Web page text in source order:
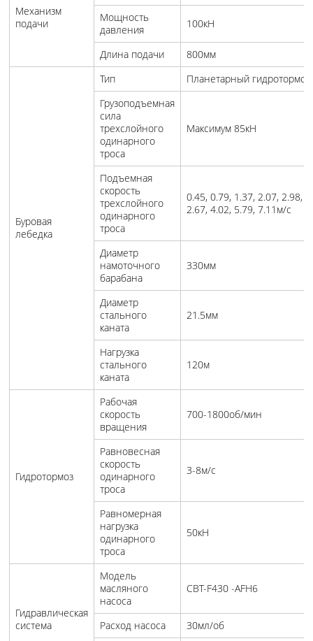
Механизм
подачи
Мощность
давления
100кН
Длина подачи 800мм
Буровая
лебедка
Тип
Планетарный гидротормоз
Грузоподъемная
сила
трехслойного
одинарного
троса
Максимум 85кН
Подъемная
скорость
трехслойного
одинарного
троса
0.45, 0.79, 1.37, 2.07, 2.98,
2.67, 4.02, 5.79, 7.11м/с
Диаметр
намоточного
барабана
330мм
Диаметр
стального
каната
21.5мм
Нагрузка
стального
каната
120м
Гидротормоз
Рабочая
скорость
вращения
700-1800об/мин
Равновесная
скорость
одинарного
троса
3-8м/с
Равномерная
нагрузка
одинарного
троса
50кН
Гидравлическая
система
Модель
масляного
насоса
CBT-F430 -AFH6
Расход насоса 30мл/об